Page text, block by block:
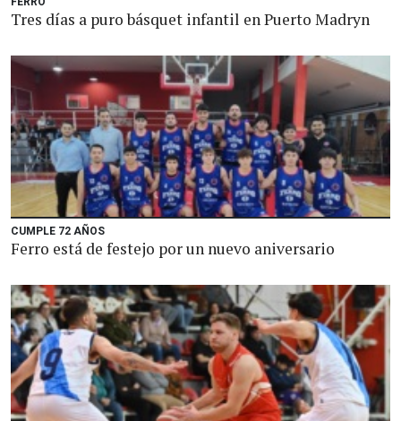
Tres días a puro básquet infantil en Puerto Madryn
CUMPLE 72 AÑOS
Ferro está de festejo por un nuevo aniversario